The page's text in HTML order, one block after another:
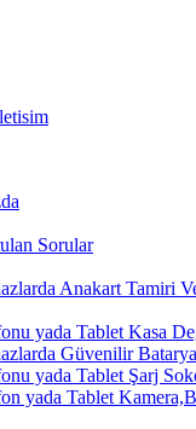
Sorular
Anakart Tamiri
yada Tablet Kasa
Güvenilir
yada Tablet Şarj
yada Tablet